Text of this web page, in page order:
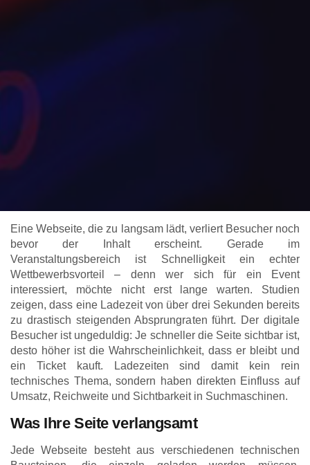
Eine Webseite, die zu langsam lädt, verliert Besucher noch
bevor der Inhalt erscheint. Gerade im
Veranstaltungsbereich ist Schnelligkeit ein echter
Wettbewerbsvorteil – denn wer sich für ein Event
interessiert, möchte nicht erst lange warten. Studien
zeigen, dass eine Ladezeit von über drei Sekunden bereits
zu drastisch steigenden Absprungraten führt. Der digitale
Besucher ist ungeduldig: Je schneller die Seite sichtbar ist,
desto höher ist die Wahrscheinlichkeit, dass er bleibt und
ein Ticket kauft. Ladezeiten sind damit kein rein
technisches Thema, sondern haben direkten Einfluss auf
Umsatz, Reichweite und Sichtbarkeit in Suchmaschinen.
Was Ihre Seite verlangsamt
Jede Webseite besteht aus verschiedenen technischen